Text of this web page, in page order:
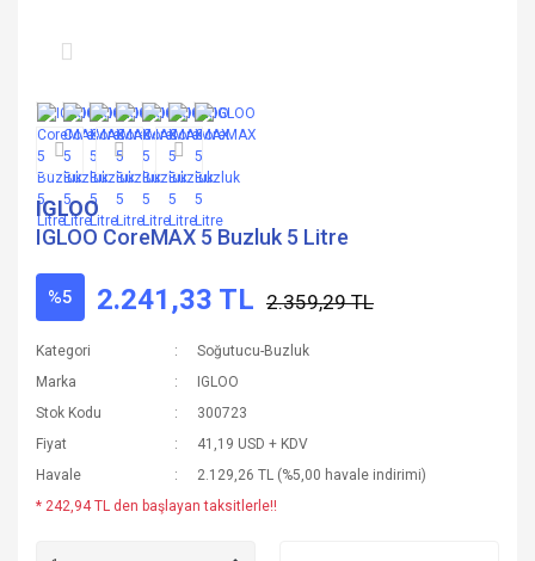
IGLOO
IGLOO CoreMAX 5 Buzluk 5 Litre
%5 2.241,33 TL 2.359,29 TL
Kategori
Soğutucu-Buzluk
Marka
IGLOO
Stok Kodu
300723
Fiyat
41,19 USD + KDV
Havale
2.129,26 TL (%5,00 havale indirimi)
* 242,94 TL den başlayan taksitlerle!!